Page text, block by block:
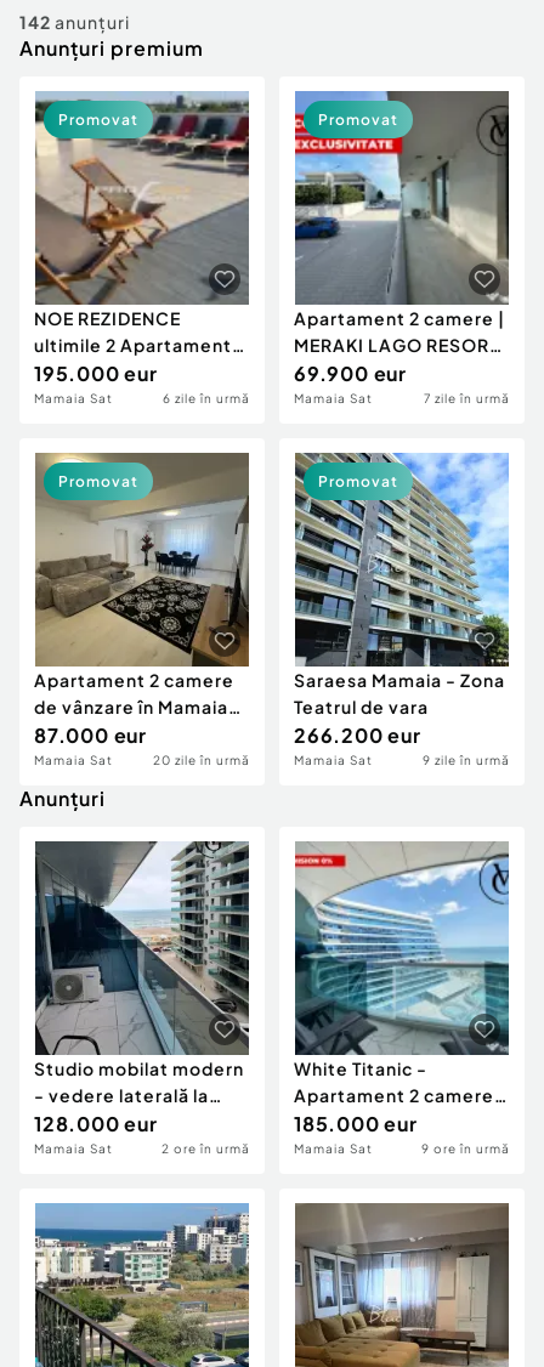
Servicii
Animale de companie
Afaceri și echipamente profesionale
Inchiriere Bunuri si Vehicule
Utilaje agricole si industriale
Piese auto si accesorii
Dacia Duster
142 anunțuri
Anunțuri premium
NOE REZIDENCE
ultimile 2 Apartamente
Exclusiviste cu 2 cam.s
195.000 eur
Mamaia Sat 6 zile în urmă
Promovat
Apartament 2 camere |
MERAKI LAGO RESORT
& SPA
69.900 eur
Mamaia Sat 7 zile în urmă
Promovat
Apartament 2 camere
de vânzare în Mamaia
Nord – Zona Lid
87.000 eur
Mamaia Sat 20 zile în urmă
Promovat
Saraesa Mamaia - Zona
Teatrul de vara
266.200 eur
Mamaia Sat 9 zile în urmă
Promovat
Anunțuri
Studio mobilat modern
- vedere laterală la
mare - White Ti
128.000 eur
Mamaia Sat 2 ore în urmă
White Titanic -
Apartament 2 camere
si garaj - frontal la ma
185.000 eur
Mamaia Sat 9 ore în urmă